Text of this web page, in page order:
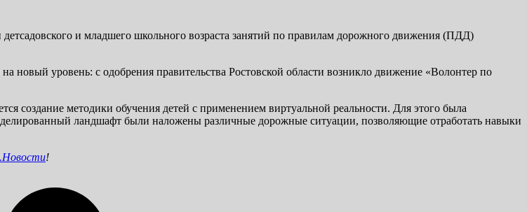
и младшего школьного возраста занятий по правилам дорожного движения (ПДД)
новый уровень: с одобрения правительства Ростовской области возникло движение «Волонтер по
создание методики обучения детей с применением виртуальной реальности. Для этого была
ландшафт были наложены различные дорожные ситуации, позволяющие отработать навыки
!